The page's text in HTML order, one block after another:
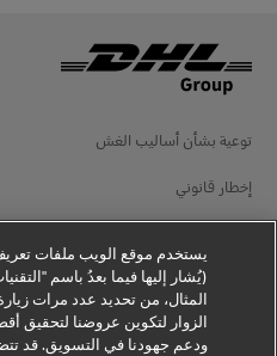
توعية بشأن أساليب الغش
إخطار قانوني
إخطار الخصوصية
معلومات إضافية
يستخدم موقع الويب ملفات تعريف
(يُشار إليها فيما بعدُ باسم
المثال، من تحديد عدد مرات
الزوار لتكوين عروضنا لتحقيق
ودعم جهودنا في التسويق. قد